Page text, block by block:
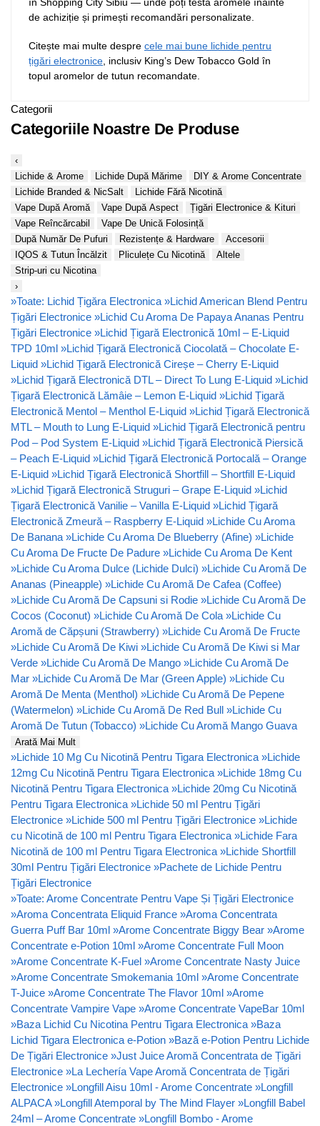
de achiziție și primești recomandări personalizate.
Citește mai multe despre cele mai bune lichide pentru
țigări electronice, inclusiv King’s Dew Tobacco Gold în
topul aromelor de tutun recomandate.
Categorii
Categoriile Noastre De Produse
‹
Lichide & Arome
Lichide După Mărime
DIY & Arome Concentrate
Lichide Branded & NicSalt
Lichide Fără Nicotină
Vape După Aromă
Vape După Aspect
Țigări Electronice & Kituri
Vape Reîncărcabil
Vape De Unică Folosință
După Număr De Pufuri
Rezistențe & Hardware
Accesorii
IQOS & Tutun Încălzit
Pliculețe Cu Nicotină
Altele
Strip-uri cu Nicotina
›
»Toate: Lichid Țigăra Electronica »Lichid American Blend Pentru
Țigări Electronice »Lichid Cu Aroma De Papaya Ananas Pentru
Țigări Electronice »Lichid Țigară Electronică 10ml – E-Liquid
TPD 10ml »Lichid Țigară Electronică Ciocolată – Chocolate E-
Liquid »Lichid Țigară Electronică Cireșe – Cherry E-Liquid
»Lichid Țigară Electronică DTL – Direct To Lung E-Liquid »Lichid
Țigară Electronică Lămâie – Lemon E-Liquid »Lichid Țigară
Electronică Mentol – Menthol E-Liquid »Lichid Țigară Electronică
MTL – Mouth to Lung E-Liquid »Lichid Țigară Electronică pentru
Pod – Pod System E-Liquid »Lichid Țigară Electronică Piersică
– Peach E-Liquid »Lichid Țigară Electronică Portocală – Orange
E-Liquid »Lichid Țigară Electronică Shortfill – Shortfill E-Liquid
»Lichid Țigară Electronică Struguri – Grape E-Liquid »Lichid
Țigară Electronică Vanilie – Vanilla E-Liquid »Lichid Țigară
Electronică Zmeură – Raspberry E-Liquid »Lichide Cu Aroma
De Banana »Lichide Cu Aroma De Blueberry (Afine) »Lichide
Cu Aroma De Fructe De Padure »Lichide Cu Aroma De Kent
»Lichide Cu Aroma Dulce (Lichide Dulci) »Lichide Cu Aromă De
Ananas (Pineapple) »Lichide Cu Aromă De Cafea (Coffee)
»Lichide Cu Aromă De Capsuni si Rodie »Lichide Cu Aromă De
Cocos (Coconut) »Lichide Cu Aromă De Cola »Lichide Cu
Aromă de Căpșuni (Strawberry) »Lichide Cu Aromă De Fructe
»Lichide Cu Aromă De Kiwi »Lichide Cu Aromă De Kiwi si Mar
Verde »Lichide Cu Aromă De Mango »Lichide Cu Aromă De
Mar »Lichide Cu Aromă De Mar (Green Apple) »Lichide Cu
Aromă De Menta (Menthol) »Lichide Cu Aromă De Pepene
(Watermelon) »Lichide Cu Aromă De Red Bull »Lichide Cu
Aromă De Tutun (Tobacco) »Lichide Cu Aromă Mango Guava
Arată Mai Mult
»Lichide 10 Mg Cu Nicotină Pentru Tigara Electronica »Lichide
12mg Cu Nicotină Pentru Tigara Electronica »Lichide 18mg Cu
Nicotină Pentru Tigara Electronica »Lichide 20mg Cu Nicotină
Pentru Tigara Electronica »Lichide 50 ml Pentru Țigări
Electronice »Lichide 500 ml Pentru Țigări Electronice »Lichide
cu Nicotină de 100 ml Pentru Tigara Electronica »Lichide Fara
Nicotină de 100 ml Pentru Tigara Electronica »Lichide Shortfill
30ml Pentru Țigări Electronice »Pachete de Lichide Pentru
Țigări Electronice
»Toate: Arome Concentrate Pentru Vape Și Țigări Electronice
»Aroma Concentrata Eliquid France »Aroma Concentrata
Guerra Puff Bar 10ml »Arome Concentrate Biggy Bear »Arome
Concentrate e-Potion 10ml »Arome Concentrate Full Moon
»Arome Concentrate K-Fuel »Arome Concentrate Nasty Juice
»Arome Concentrate Smokemania 10ml »Arome Concentrate
T-Juice »Arome Concentrate The Flavor 10ml »Arome
Concentrate Vampire Vape »Arome Concentrate VapeBar 10ml
»Baza Lichid Cu Nicotina Pentru Tigara Electronica »Baza
Lichid Tigara Electronica e-Potion »Bază e-Potion Pentru Lichide
De Țigări Electronice »Just Juice Aromă Concentrata de Țigări
Electronice »La Lechería Vape Aromă Concentrata de Țigări
Electronice »Longfill Aisu 10ml - Arome Concentrate »Longfill
ALPACA »Longfill Atemporal by The Mind Flayer »Longfill Babel
24ml – Arome Concentrate »Longfill Bombo - Arome